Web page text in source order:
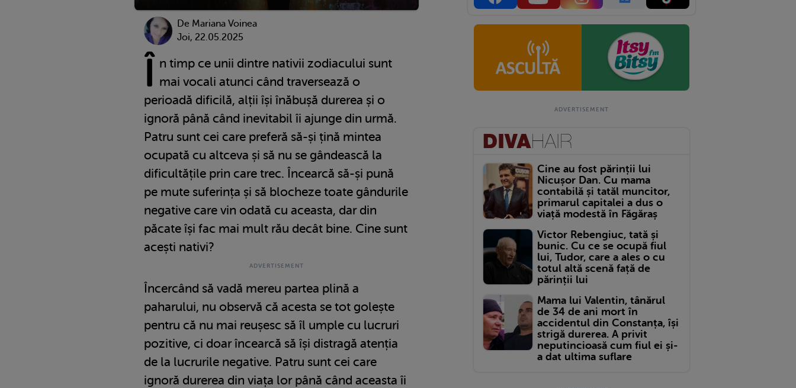
De Mariana Voinea
Joi, 22.05.2025
Î n timp ce unii dintre nativii zodiacului sunt
mai vocali atunci când traversează o
perioadă dificilă, alții își înăbușă durerea și o
ignoră până când inevitabil îi ajunge din urmă.
Patru sunt cei care preferă să-și țină mintea
ocupată cu altceva și să nu se gândească la
dificultățile prin care trec. Încearcă să-și pună
pe mute suferința și să blocheze toate gândurile
negative care vin odată cu aceasta, dar din
păcate își fac mai mult rău decât bine. Cine sunt
acești nativi?
Încercând să vadă mereu partea plină a
paharului, nu observă că acesta se tot golește
pentru că nu mai reușesc să îl umple cu lucruri
pozitive, ci doar încearcă să își distragă atenția
de la lucrurile negative. Patru sunt cei care
ignoră durerea din viața lor până când aceasta îi
Cine au fost părinții lui
Nicușor Dan. Cu mama
contabilă și tatăl muncitor,
primarul capitalei a dus o
viață modestă în Făgăraș
Victor Rebengiuc, tată și
bunic. Cu ce se ocupă fiul
lui, Tudor, care a ales o cu
totul altă scenă față de
părinții lui
Mama lui Valentin, tânărul
de 34 de ani mort în
accidentul din Constanța, își
strigă durerea. A privit
neputincioasă cum fiul ei și-
a dat ultima suflare